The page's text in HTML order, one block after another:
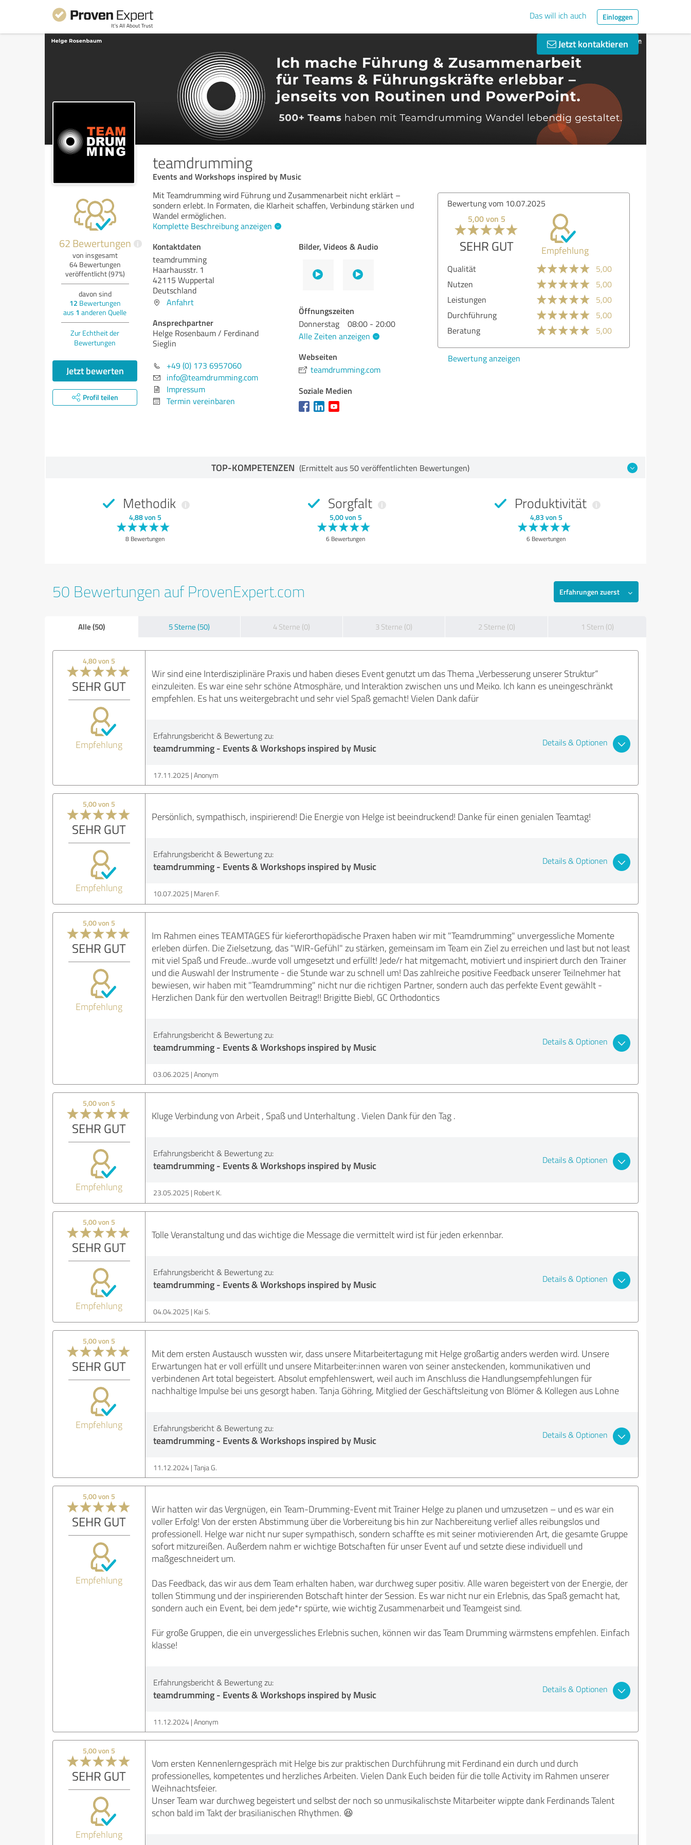
Das will ich auch Einloggen
Jetzt kontaktieren
teamdrumming
Events and Workshops inspired by Music
62 Bewertungen i
von insgesamt
64 Bewertungen
veröffentlicht (97%)
davon sind
12 Bewertungen
aus 1 anderen Quelle
Zur Echtheit der
Bewertungen
Jetzt bewerten
Profil teilen
Mit Teamdrumming wird Führung und Zusammenarbeit nicht erklärt –
sondern erlebt. In Formaten, die Klarheit schaffen, Verbindung stärken und
Wandel ermöglichen.
Komplette Beschreibung anzeigen
Kontaktdaten
teamdrumming
Haarhausstr. 1
42115 Wuppertal
Deutschland
Anfahrt
Ansprechpartner
Helge Rosenbaum / Ferdinand
Sieglin
+49 (0) 173 6957060
info@teamdrumming.com
Impressum
Termin vereinbaren
Bilder, Videos & Audio
Öffnungszeiten
Donnerstag
08:00 - 20:00
Alle Zeiten anzeigen
Webseiten
teamdrumming.com
Soziale Medien
Bewertung vom 10.07.2025
5,00 von 5
SEHR GUT Empfehlung
Qualität
5,00
Nutzen
5,00
Leistungen
5,00
Durchführung
5,00
Beratung
5,00
Bewertung anzeigen
TOP-KOMPETENZEN (Ermittelt aus 50 veröffentlichten Bewertungen)
Methodik
4,88 von 5
8 Bewertungen
Sorgfalt
5,00 von 5
6 Bewertungen
Produktivität
4,83 von 5
6 Bewertungen
50 Bewertungen auf ProvenExpert.com Erfahrungen zuerst
Alle (50) 5 Sterne (50) 4 Sterne (0) 3 Sterne (0) 2 Sterne (0) 1 Stern (0)
4,80 von 5
SEHR GUT
Empfehlung
Wir sind eine Interdisziplinäre Praxis und haben dieses Event genutzt um das Thema „Verbesserung unserer Struktur“
einzuleiten. Es war eine sehr schöne Atmosphäre, und Interaktion zwischen uns und Meiko. Ich kann es uneingeschränkt
empfehlen. Es hat uns weitergebracht und sehr viel Spaß gemacht! Vielen Dank dafür
Erfahrungsbericht & Bewertung zu:
teamdrumming - Events & Workshops inspired by Music Details & Optionen
17.11.2025 Anonym
5,00 von 5
SEHR GUT
Empfehlung
Persönlich, sympathisch, inspirierend! Die Energie von Helge ist beeindruckend! Danke für einen genialen Teamtag!
Erfahrungsbericht & Bewertung zu:
teamdrumming - Events & Workshops inspired by Music Details & Optionen
10.07.2025 Maren F.
5,00 von 5
SEHR GUT
Empfehlung
Im Rahmen eines TEAMTAGES für kieferorthopädische Praxen haben wir mit "Teamdrumming" unvergessliche Momente
erleben dürfen. Die Zielsetzung, das "WIR-Gefühl" zu stärken, gemeinsam im Team ein Ziel zu erreichen und last but not least
mit viel Spaß und Freude...wurde voll umgesetzt und erfüllt! Jede/r hat mitgemacht, motiviert und inspiriert durch den Trainer
und die Auswahl der Instrumente - die Stunde war zu schnell um! Das zahlreiche positive Feedback unserer Teilnehmer hat
bewiesen, wir haben mit "Teamdrumming" nicht nur die richtigen Partner, sondern auch das perfekte Event gewählt -
Herzlichen Dank für den wertvollen Beitrag!! Brigitte Biebl, GC Orthodontics
Erfahrungsbericht & Bewertung zu:
teamdrumming - Events & Workshops inspired by Music Details & Optionen
03.06.2025 Anonym
5,00 von 5
SEHR GUT
Empfehlung
Kluge Verbindung von Arbeit , Spaß und Unterhaltung . Vielen Dank für den Tag .
Erfahrungsbericht & Bewertung zu:
teamdrumming - Events & Workshops inspired by Music Details & Optionen
23.05.2025 Robert K.
5,00 von 5
SEHR GUT
Empfehlung
Tolle Veranstaltung und das wichtige die Message die vermittelt wird ist für jeden erkennbar.
Erfahrungsbericht & Bewertung zu:
teamdrumming - Events & Workshops inspired by Music Details & Optionen
04.04.2025 Kai S.
5,00 von 5
SEHR GUT
Empfehlung
Mit dem ersten Austausch wussten wir, dass unsere Mitarbeitertagung mit Helge großartig anders werden wird. Unsere
Erwartungen hat er voll erfüllt und unsere Mitarbeiter:innen waren von seiner ansteckenden, kommunikativen und
verbindenen Art total begeistert. Absolut empfehlenswert, weil auch im Anschluss die Handlungsempfehlungen für
nachhaltige Impulse bei uns gesorgt haben. Tanja Göhring, Mitglied der Geschäftsleitung von Blömer & Kollegen aus Lohne
Erfahrungsbericht & Bewertung zu:
teamdrumming - Events & Workshops inspired by Music Details & Optionen
11.12.2024 Tanja G.
5,00 von 5
SEHR GUT
Empfehlung
Wir hatten wir das Vergnügen, ein Team-Drumming-Event mit Trainer Helge zu planen und umzusetzen – und es war ein
voller Erfolg! Von der ersten Abstimmung über die Vorbereitung bis hin zur Nachbereitung verlief alles reibungslos und
professionell. Helge war nicht nur super sympathisch, sondern schaffte es mit seiner motivierenden Art, die gesamte Gruppe
sofort mitzureißen. Außerdem nahm er wichtige Botschaften für unser Event auf und setzte diese individuell und
maßgeschneidert um.
Das Feedback, das wir aus dem Team erhalten haben, war durchweg super positiv. Alle waren begeistert von der Energie, der
tollen Stimmung und der inspirierenden Botschaft hinter der Session. Es war nicht nur ein Erlebnis, das Spaß gemacht hat,
sondern auch ein Event, bei dem jede*r spürte, wie wichtig Zusammenarbeit und Teamgeist sind.
Für große Gruppen, die ein unvergessliches Erlebnis suchen, können wir das Team Drumming wärmstens empfehlen. Einfach
klasse!
Erfahrungsbericht & Bewertung zu:
teamdrumming - Events & Workshops inspired by Music Details & Optionen
11.12.2024 Anonym
5,00 von 5
SEHR GUT
Empfehlung
Vom ersten Kennenlerngespräch mit Helge bis zur praktischen Durchführung mit Ferdinand ein durch und durch
professionelles, kompetentes und herzliches Arbeiten. Vielen Dank Euch beiden für die tolle Activity im Rahmen unserer
Weihnachtsfeier.
Unser Team war durchweg begeistert und selbst der noch so unmusikalischste Mitarbeiter wippte dank Ferdinands Talent
schon bald im Takt der brasilianischen Rhythmen. 😆